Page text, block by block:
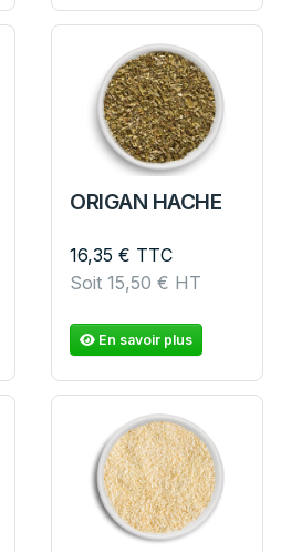
ORIGAN HACHE
16,35 € TTC
Soit 15,50 € HT
En savoir plus